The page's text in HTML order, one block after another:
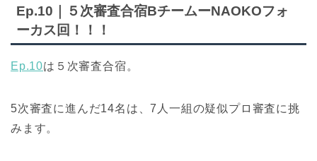
Ep.10｜５次審査合宿BチームーNAOKOフォ
ーカス回！！！
Ep.10は５次審査合宿。
5次審査に進んだ14名は、7人一組の疑似プロ審査に挑
みます。